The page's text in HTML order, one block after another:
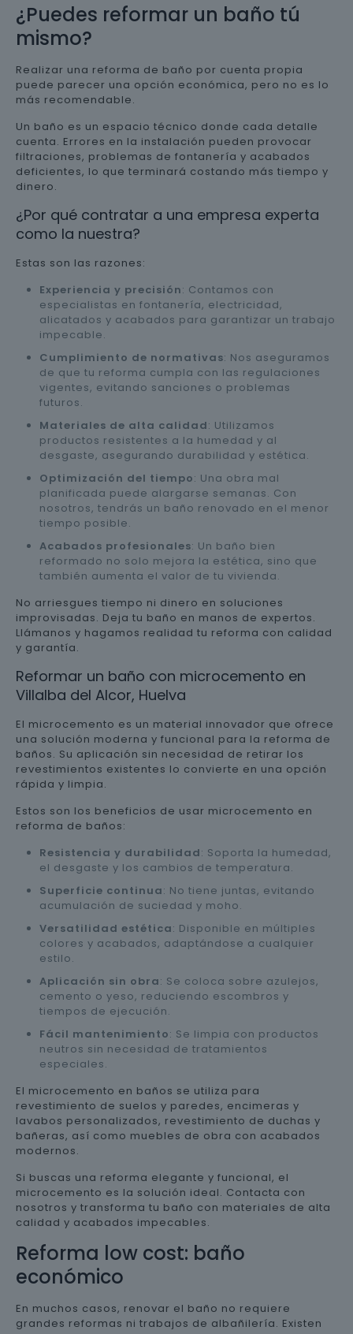
¿Puedes reformar un baño tú
mismo?
Realizar una reforma de baño por cuenta propia
puede parecer una opción económica, pero no es lo
más recomendable.
Un baño es un espacio técnico donde cada detalle
cuenta. Errores en la instalación pueden provocar
filtraciones, problemas de fontanería y acabados
deficientes, lo que terminará costando más tiempo y
dinero.
¿Por qué contratar a una empresa experta
como la nuestra?
Estas son las razones:
Experiencia y precisión: Contamos con
especialistas en fontanería, electricidad,
alicatados y acabados para garantizar un trabajo
impecable.
Cumplimiento de normativas: Nos aseguramos
de que tu reforma cumpla con las regulaciones
vigentes, evitando sanciones o problemas
futuros.
Materiales de alta calidad: Utilizamos
productos resistentes a la humedad y al
desgaste, asegurando durabilidad y estética.
Optimización del tiempo: Una obra mal
planificada puede alargarse semanas. Con
nosotros, tendrás un baño renovado en el menor
tiempo posible.
Acabados profesionales: Un baño bien
reformado no solo mejora la estética, sino que
también aumenta el valor de tu vivienda.
No arriesgues tiempo ni dinero en soluciones
improvisadas. Deja tu baño en manos de expertos.
Llámanos y hagamos realidad tu reforma con calidad
y garantía.
Reformar un baño con microcemento en
Villalba del Alcor, Huelva
El microcemento es un material innovador que ofrece
una solución moderna y funcional para la reforma de
baños. Su aplicación sin necesidad de retirar los
revestimientos existentes lo convierte en una opción
rápida y limpia.
Estos son los beneficios de usar microcemento en
reforma de baños:
Resistencia y durabilidad: Soporta la humedad,
el desgaste y los cambios de temperatura.
Superficie continua: No tiene juntas, evitando
acumulación de suciedad y moho.
Versatilidad estética: Disponible en múltiples
colores y acabados, adaptándose a cualquier
estilo.
Aplicación sin obra: Se coloca sobre azulejos,
cemento o yeso, reduciendo escombros y
tiempos de ejecución.
Fácil mantenimiento: Se limpia con productos
neutros sin necesidad de tratamientos
especiales.
El microcemento en baños se utiliza para
revestimiento de suelos y paredes, encimeras y
lavabos personalizados, revestimiento de duchas y
bañeras, así como muebles de obra con acabados
modernos.
Si buscas una reforma elegante y funcional, el
microcemento es la solución ideal. Contacta con
nosotros y transforma tu baño con materiales de alta
calidad y acabados impecables.
Reforma low cost: baño
económico
En muchos casos, renovar el baño no requiere
grandes reformas ni trabajos de albañilería. Existen